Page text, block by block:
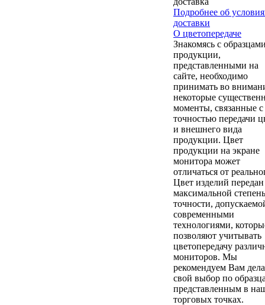
Подробнее об
доставки
О цветопередаче
Знакомясь с
продукции,
представленными на
сайте, необходимо
принимать во
некоторые
моменты, связанные с
точностью передачи
и внешнего вида
продукции. Цвет
продукции на экране
монитора может
отличаться от
Цвет изделий передан
максимальной
точности,
современными
технологиями,
позволяют учитывать
цветопередачу
мониторов. Мы
рекомендуем Вам
свой выбор по
представленным в
торговых точках.